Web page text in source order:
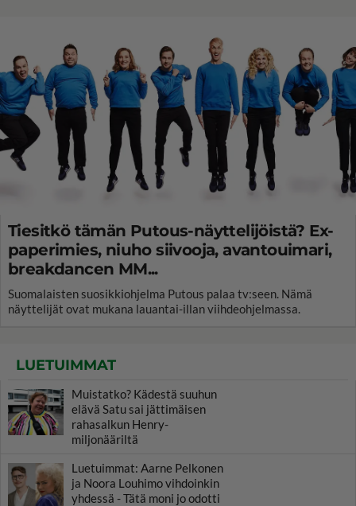
Tiesitkö tämän Putous-näyttelijöistä? Ex-
paperimies, niuho siivooja, avantouimari,
breakdancen MM...
Suomalaisten suosikkiohjelma Putous palaa tv:seen. Nämä
näyttelijät ovat mukana lauantai-illan viihdeohjelmassa.
LUETUIMMAT
Muistatko? Kädestä suuhun
elävä Satu sai jättimäisen
rahasalkun Henry-
miljonääriltä
Luetuimmat: Aarne Pelkonen
ja Noora Louhimo vihdoinkin
yhdessä - Tätä moni jo odotti